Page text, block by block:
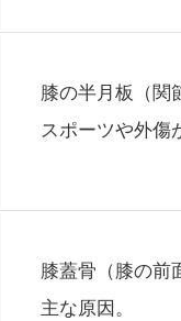
膝の半月板（関
スポーツや外傷
膝蓋骨（膝の前
主な原因。